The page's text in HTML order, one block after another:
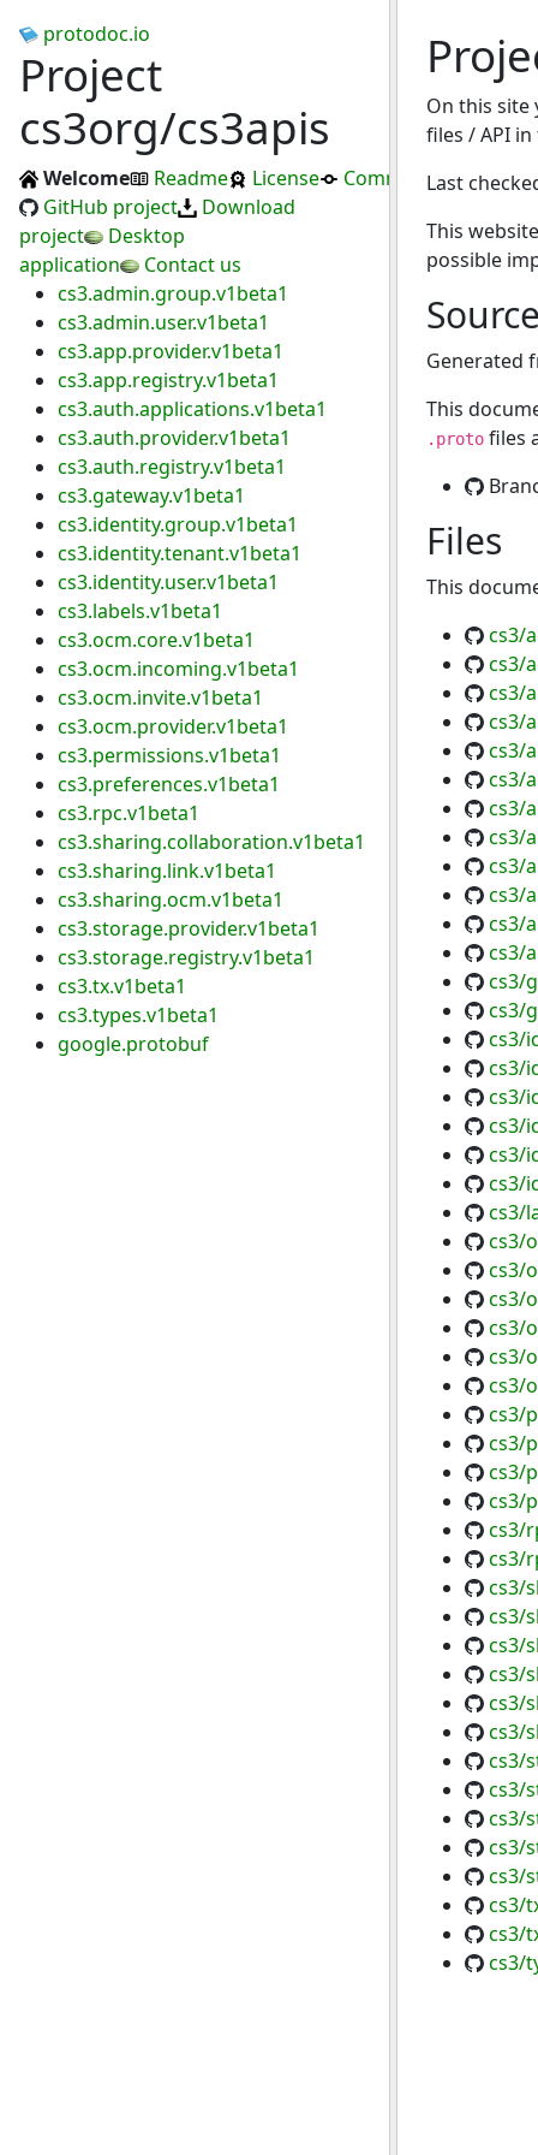
protodoc.io
Project
cs3org/cs3apis
Welcome Readme License
Commits
GitHub project
Download
project
Desktop
application
Contact us
cs3.admin.group.v1beta1
cs3.admin.user.v1beta1
cs3.app.provider.v1beta1
cs3.app.registry.v1beta1
cs3.auth.applications.v1beta1
cs3.auth.provider.v1beta1
cs3.auth.registry.v1beta1
cs3.gateway.v1beta1
cs3.identity.group.v1beta1
cs3.identity.tenant.v1beta1
cs3.identity.user.v1beta1
cs3.labels.v1beta1
cs3.ocm.core.v1beta1
cs3.ocm.incoming.v1beta1
cs3.ocm.invite.v1beta1
cs3.ocm.provider.v1beta1
cs3.permissions.v1beta1
cs3.preferences.v1beta1
cs3.rpc.v1beta1
cs3.sharing.collaboration.v1beta1
cs3.sharing.link.v1beta1
cs3.sharing.ocm.v1beta1
cs3.storage.provider.v1beta1
cs3.storage.registry.v1beta1
cs3.tx.v1beta1
cs3.types.v1beta1
google.protobuf
On this
files / API
Last
This
possible
Generated
This
.protofiles
Files
This
cs3/
cs3/
cs3/
cs3/
cs3/
cs3/
cs3/
cs3/
cs3/
cs3/
cs3/
cs3/
cs3/
cs3/
cs3/
cs3/
cs3/
cs3/
cs3/
cs3/
cs3/
cs3/
cs3/
cs3/
cs3/
cs3/
cs3/
cs3/
cs3/
cs3/
cs3/
cs3/
cs3/
cs3/
cs3/
cs3/
cs3/
cs3/
cs3/
cs3/
cs3/
cs3/
cs3/
cs3/
cs3/
cs3/
cs3/